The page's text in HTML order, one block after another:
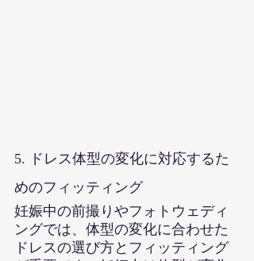
5. ドレス体型の変化に対応するた
めのフィッティング
妊娠中の前撮りやフォトウェディ
ングでは、体型の変化に合わせた
ドレスの選び方とフィッティング